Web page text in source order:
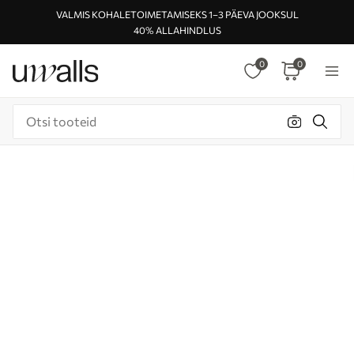
VALMIS KOHALETOIMETAMISEKS 1–3 PÄEVA JOOKSUL
40% ALLAHINDLUS
0 0